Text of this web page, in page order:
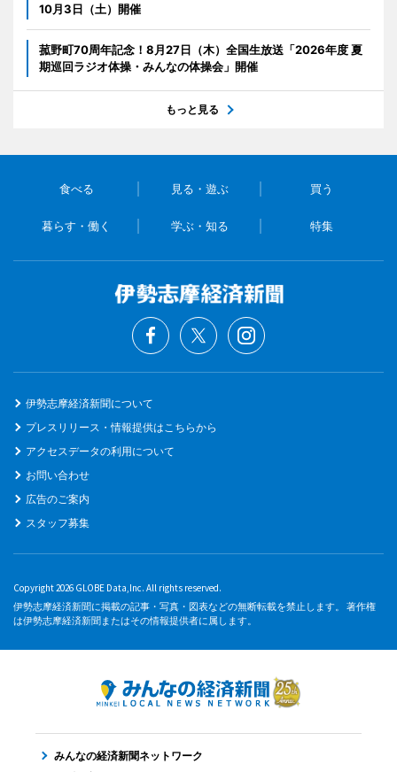
10月3日（土）開催
菰野町70周年記念！8月27日（木）全国生放送「2026年度 夏
期巡回ラジオ体操・みんなの体操会」開催
もっと見る
食べる 見る・遊ぶ 買う
暮らす・働く 学ぶ・知る 特集
伊勢志摩経済新聞について
プレスリリース・情報提供はこちらから
アクセスデータの利用について
お問い合わせ
広告のご案内
スタッフ募集
Copyright 2026 GLOBE Data,Inc. All rights reserved.
伊勢志摩経済新聞に掲載の記事・写真・図表などの無断転載を禁止します。 著作権
は伊勢志摩経済新聞またはその情報提供者に属します。
みんなの経済新聞ネットワーク